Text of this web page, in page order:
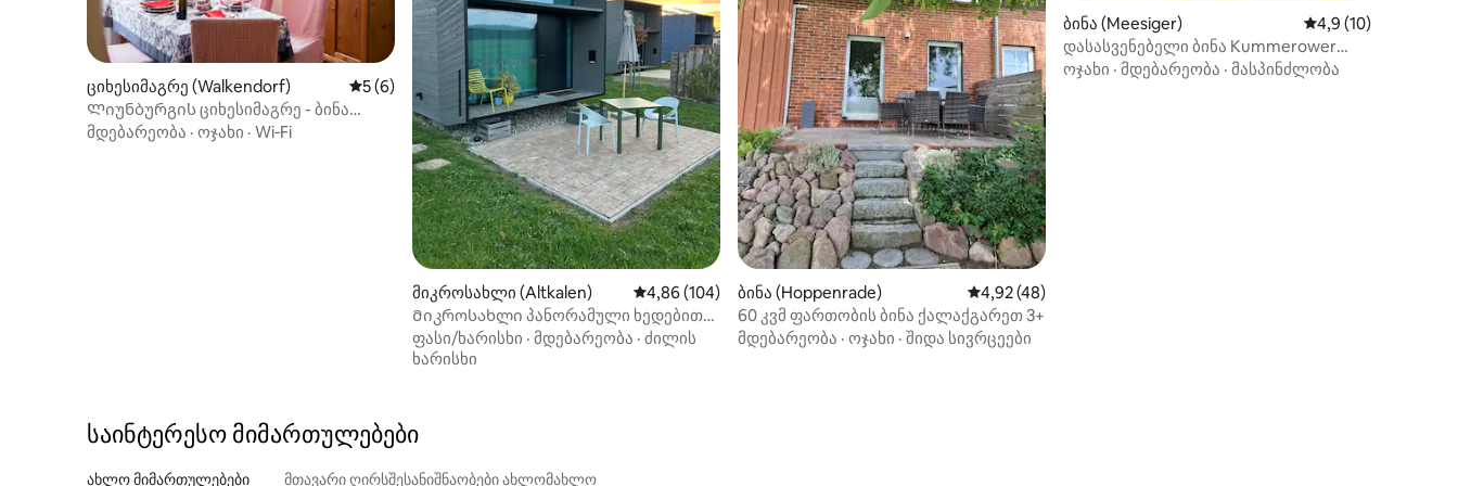
ციხესიმაგრე (Walkendorf) საშუალო შეფასებაა 5‑დან 5, 6 მიმოხილვა
5 (6)
Ლიუნბურგის ციხესიმაგრე - ბინა
"Über den Linden" (55 კვმ)
მდებარეობა · ოჯახი · Wi‑Fi
მიკროსახლი (Altkalen) საშუალო შეფასებაა 5‑დან 4,86, 104 მიმოხილვა
4,86 (104)
Მიკროსახლი პანორამული ხედებითა
და საუნით
ფასი/ხარისხი · მდებარეობა · ძილის
ხარისხი
ბინა (Hoppenrade) საშუალო შეფასებაა 5‑დან 4,92, 48 მიმოხილვა
4,92 (48)
60 კვმ ფართობის ბინა ქალაქგარეთ 3+
მდებარეობა · ოჯახი · შიდა სივრცეები
ბინა (Meesiger) საშუალო
4,9 (10)
დასასვენებელი ბინა Kummerower
Seeluft
ოჯახი · მდებარეობა · მასპინძლობა
საინტერესო მიმართულებები
ახლო მიმართულებები მთავარი ღირსშესანიშნაობები ახლომახლო